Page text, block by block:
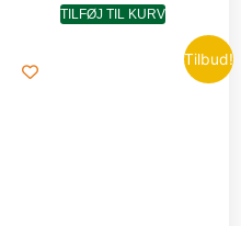
TILFØJ TIL KURV
Tilbud!